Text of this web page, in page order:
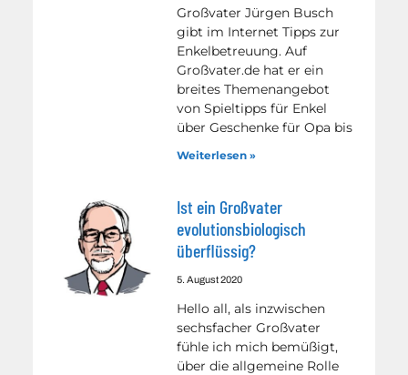
Großvater Jürgen Busch
gibt im Internet Tipps zur
Enkelbetreuung. Auf
Großvater.de hat er ein
breites Themenangebot
von Spieltipps für Enkel
über Geschenke für Opa bis
Weiterlesen »
Ist ein Großvater
evolutionsbiologisch
überflüssig?
5. August 2020
Hello all, als inzwischen
sechsfacher Großvater
fühle ich mich bemüßigt,
über die allgemeine Rolle